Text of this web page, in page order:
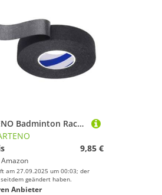
CONGARTENO Badminton Racket Griffband Selbstklebend Breit Lang Overgrip Schweißband rutschfest Atmungsaktiv Stoßdämpfend für Tennis Squash Schläger Griffschutz Handgriff Anti rutsch Tape
9,85 €
Amazon
am 27.09.2025 um 00:03; der
geändert haben.
Anbieter